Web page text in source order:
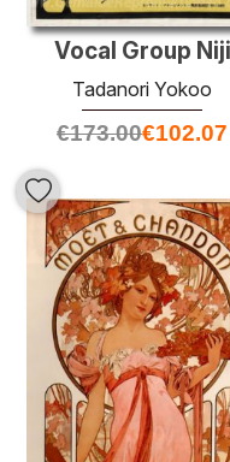
Vocal Group Niji
Tadanori Yokoo
€173.00€102.07